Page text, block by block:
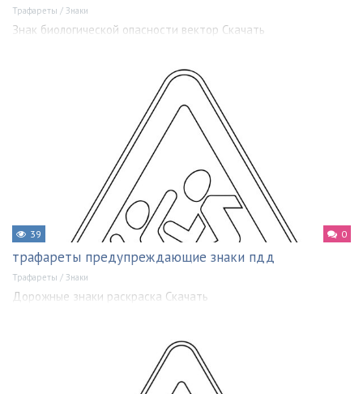
Трафареты / Знаки
Знак биологической опасности вектор Скачать
39 0
трафареты предупреждающие знаки пдд
Трафареты / Знаки
Дорожные знаки раскраска Скачать